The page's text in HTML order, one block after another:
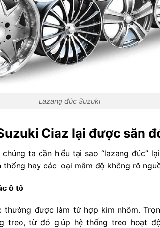
Lazang đúc Suzuki
Ciaz lại được săn
ta cần hiểu tại sao “lazang đúc”
thống hay các loại mâm độ không rõ
ô tô
thường được làm từ hợp kim nhôm.
treo, từ đó giúp hệ thống treo hoạt